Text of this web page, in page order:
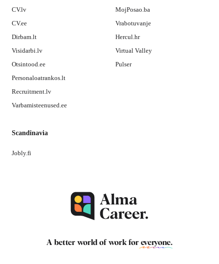
CV.lv
CV.ee
Dirbam.lt
Visidarbi.lv
Otsintood.ee
Personaloatrankos.lt
Recruitment.lv
Varbamisteenused.ee
MojPosao.ba
Vrabotuvanje
Hercul.hr
Virtual Valley
Pulser
Scandinavia
Jobly.fi
A better world of work for everyone.